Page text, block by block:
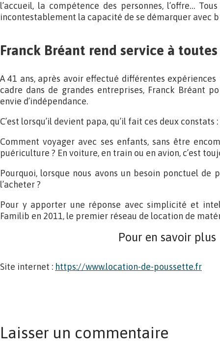
l’accueil, la compétence des personnes, l’offre…
incontestablement la capacité de se démarquer avec
Franck Bréant rend service à
A 41 ans, après avoir effectué différentes
cadre dans de grandes entreprises, Franck Bréant
envie d’indépendance.
C’est lorsqu’il devient papa, qu’il fait ces deux constats :
Comment voyager avec ses enfants, sans être
puériculture ? En voiture, en train ou en avion, c’est
Pourquoi, lorsque nous avons un besoin ponctuel de
l’acheter ?
Pour y apporter une réponse avec simplicité et
Familib en 2011, le premier réseau de location de
Pour en savoir plus
Site internet : https://www.location-de-poussette.fr
Laisser un commentaire